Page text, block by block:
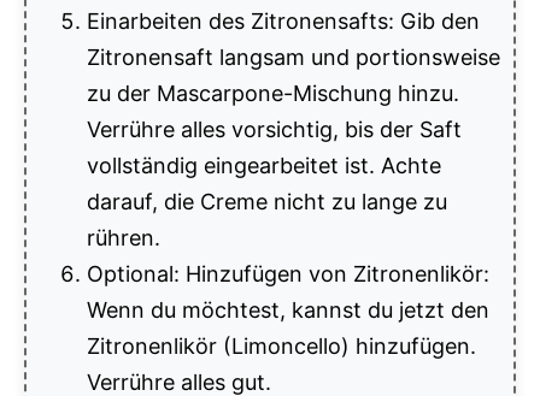
Einarbeiten des Zitronensafts: Gib den
Zitronensaft langsam und portionsweise
zu der Mascarpone-Mischung hinzu.
Verrühre alles vorsichtig, bis der Saft
vollständig eingearbeitet ist. Achte
darauf, die Creme nicht zu lange zu
rühren.
Optional: Hinzufügen von Zitronenlikör:
Wenn du möchtest, kannst du jetzt den
Zitronenlikör (Limoncello) hinzufügen.
Verrühre alles gut.